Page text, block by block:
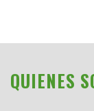
QUIENES